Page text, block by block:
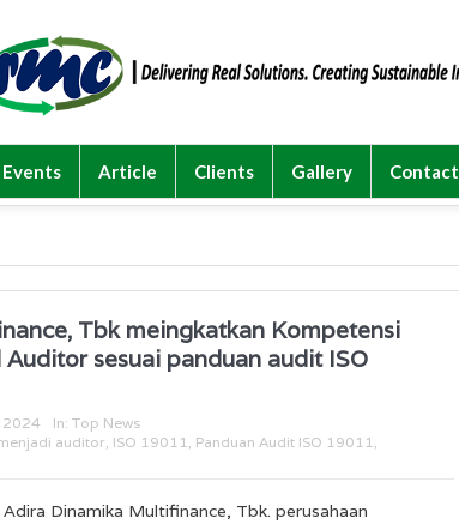
Events Article Clients Gallery Contact
Tbk meingkatkan Kompetensi
sesuai panduan audit ISO
2024 In: Top News
auditor ISO 19011 Panduan Audit ISO 19011
Dinamika Multifinance, Tbk. perusahaan